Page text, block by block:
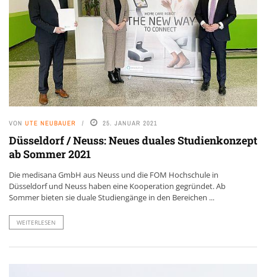
VON UTE NEUBAUER 25. JANUAR 2021
Düsseldorf / Neuss: Neues duales Studienkonzept
ab Sommer 2021
Die medisana GmbH aus Neuss und die FOM Hochschule in
Düsseldorf und Neuss haben eine Kooperation gegründet. Ab
Sommer bieten sie duale Studiengänge in den Bereichen ...
WEITERLESEN